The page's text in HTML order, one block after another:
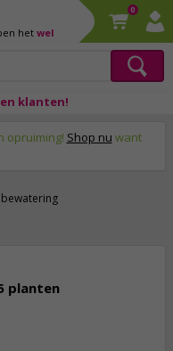
het wel
0
klanten!
opruiming! Shop nu want
planten